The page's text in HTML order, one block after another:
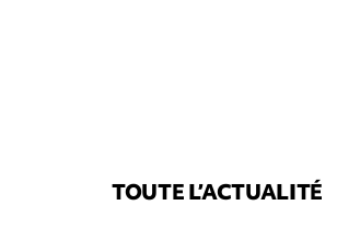
TOUTE L’ACTUALITÉ